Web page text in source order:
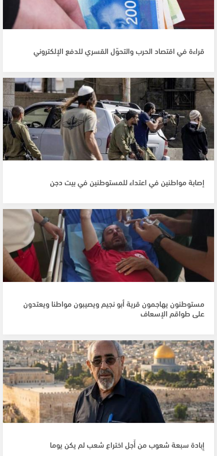
قراءة في اقتصاد الحرب والتحوّل القسري للدفع الإلكتروني
إصابة مواطنين في اعتداء للمستوطنين في بيت دجن
مستوطنون يهاجمون قرية أبو نجيم ويصيبون مواطنا ويعتدون
على طواقم الإسعاف
إِبادة سبعة شعوب من أَجل اختراع شعب لم يكن يوما